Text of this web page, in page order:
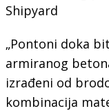
Shipyard
„Pontoni doka
armiranog
izrađeni od
kombinacija